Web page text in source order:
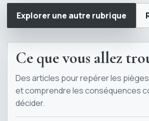
Explorer une autre rubrique
Ce que vous allez
Des articles pour repérer les
et comprendre les conséquences
décider.